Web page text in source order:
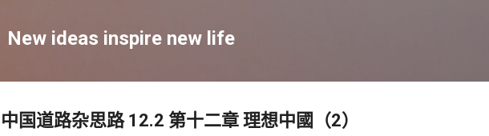
New ideas inspire new life
中国道路杂思路 12.2 第十二章 理想中國（2）